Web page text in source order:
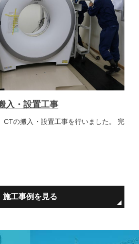
入・設置工事
CTの搬入・設置工事を行いました。 完
施工事例を見る